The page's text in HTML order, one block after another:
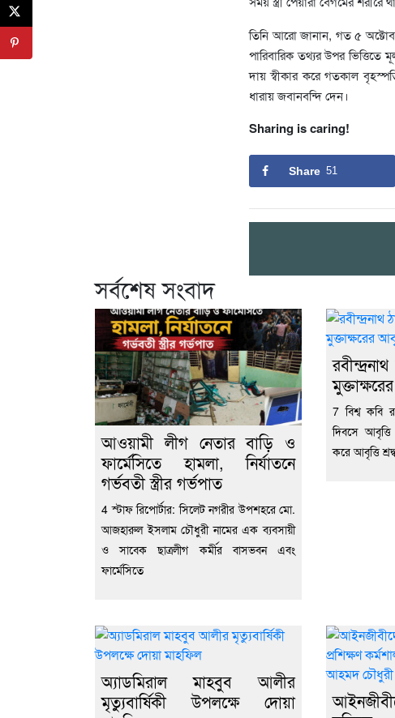
তিনি আরো জানান, গত ৫
পারিবারিক তথ্যর উপর ভিত্তিতে
দায় স্বীকার করে গতকাল
ধারায় জবানবন্দি দেন।
Sharing is caring!
Share 51
সর্বশেষ সংবাদ
আওয়ামী লীগ নেতার বাড়ি ও
ফার্মেসিতে হামলা, নির্যাতনে
গর্ভবতী স্ত্রীর গর্ভপাত
4 স্টাফ রিপোর্টার: সিলেট নগরীর উপশহরে মো.
আজহারুল ইসলাম চৌধুরী নামের এক ব্যবসায়ী
ও সাবেক ছাত্রলীগ কর্মীর বাসভবন এবং
ফার্মেসিতে
7 বিশ্ব কবি
দিবসে
করে আবৃত্তি
অ্যাডমিরাল মাহবুব আলীর
মৃত্যুবার্ষিকী উপলক্ষে দোয়া